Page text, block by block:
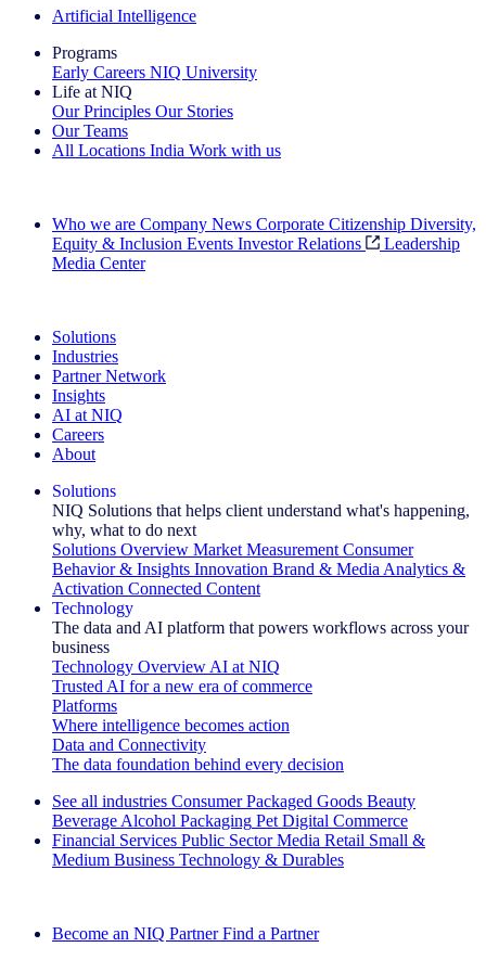
Artificial Intelligence
Programs
Early Careers NIQ University
Life at NIQ
Our Principles Our Stories
Our Teams
All Locations India Work with us
Who we are Company News Corporate Citizenship Diversity,
Equity & Inclusion Events Investor Relations
Leadership
Media Center
Solutions
Industries
Partner Network
Insights
AI at NIQ
Careers
About
Solutions
NIQ Solutions that helps client understand what's happening,
why, what to do next
Solutions Overview Market Measurement Consumer
Behavior & Insights Innovation Brand & Media Analytics &
Activation Connected Content
Technology
The data and AI platform that powers workflows across your
business
Technology Overview AI at NIQ
Trusted AI for a new era of commerce
Platforms
Where intelligence becomes action
Data and Connectivity
The data foundation behind every decision
See all industries Consumer Packaged Goods Beauty
Beverage Alcohol Packaging Pet Digital Commerce
Financial Services Public Sector Media Retail Small &
Medium Business Technology & Durables
Become an NIQ Partner Find a Partner